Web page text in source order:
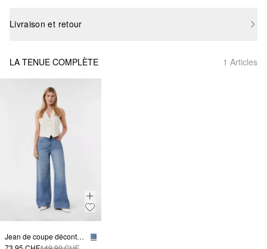
Livraison et retour
LA TENUE COMPLÈTE 1 Articles
Jean de coupe décontractée à jambe large